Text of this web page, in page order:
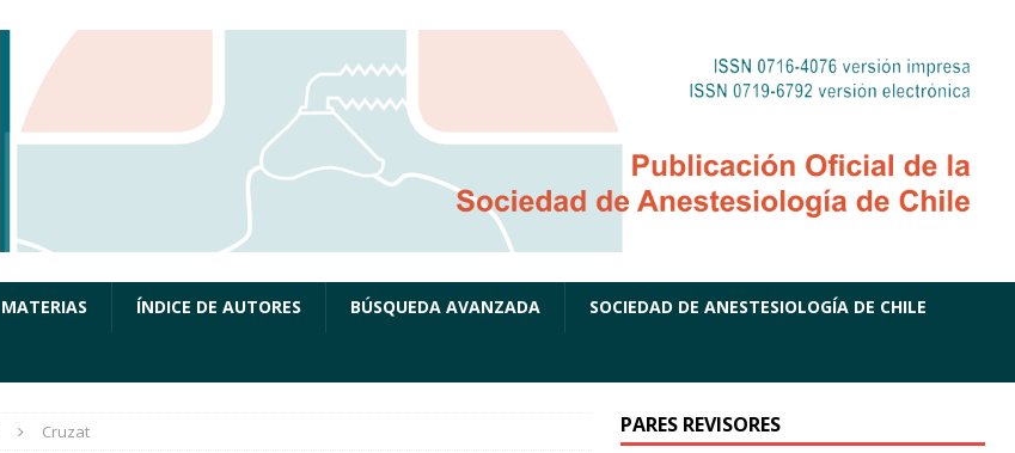
MATERIAS ÍNDICE DE AUTORES BÚSQUEDA AVANZADA SOCIEDAD DE ANESTESIOLOGÍA DE CHILE
Cruzat PARES REVISORES